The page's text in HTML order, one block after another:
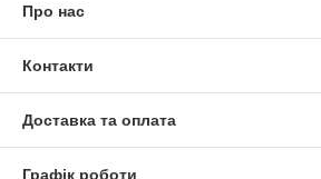
Про нас
Контакти
Доставка та оплата
Графік роботи